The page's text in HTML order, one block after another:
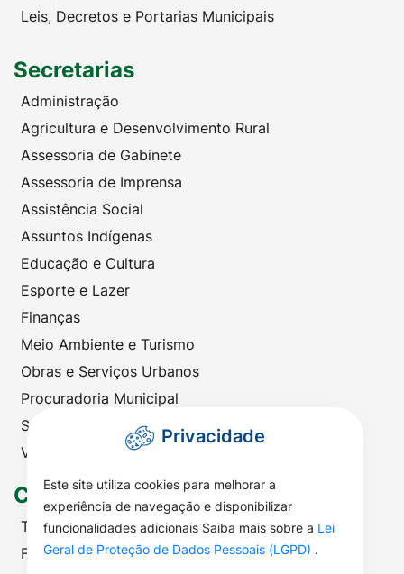
Leis, Decretos e Portarias Municipais
Secretarias
Administração
Agricultura e Desenvolvimento Rural
Assessoria de Gabinete
Assessoria de Imprensa
Assistência Social
Assuntos Indígenas
Educação e Cultura
Esporte e Lazer
Finanças
Meio Ambiente e Turismo
Obras e Serviços Urbanos
Procuradoria Municipal
Saúde
Viação e Transportes
Contato
Telefones Úteis
Fale com a Prefeitura
Privacidade
Este site utiliza cookies para melhorar a
experiência de navegação e disponibilizar
funcionalidades adicionais Saiba mais sobre a Lei
Geral de Proteção de Dados Pessoais (LGPD) .